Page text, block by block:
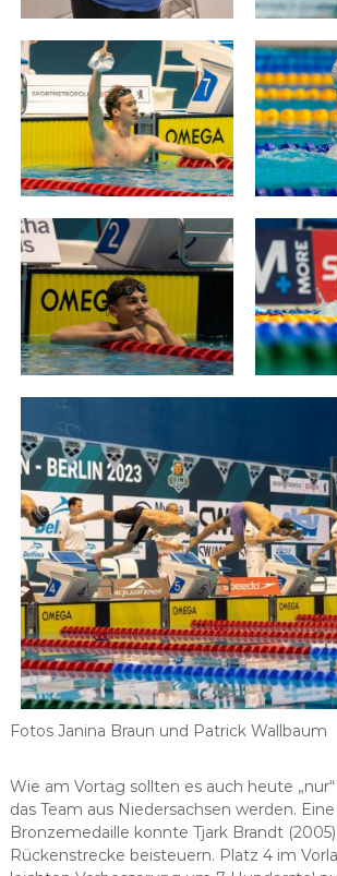
Fotos Janina Braun und Patrick Wallbaum
Wie am Vortag sollten es auch heute
das Team aus Niedersachsen werden.
Bronzemedaille konnte Tjark Brandt
Rückenstrecke beisteuern. Platz 4 im